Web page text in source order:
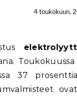
4 toukokuun,
37